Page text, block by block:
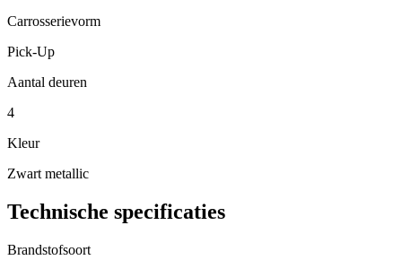
Carrosserievorm
Pick-Up
Aantal deuren
4
Kleur
Zwart metallic
Technische specificaties
Brandstofsoort